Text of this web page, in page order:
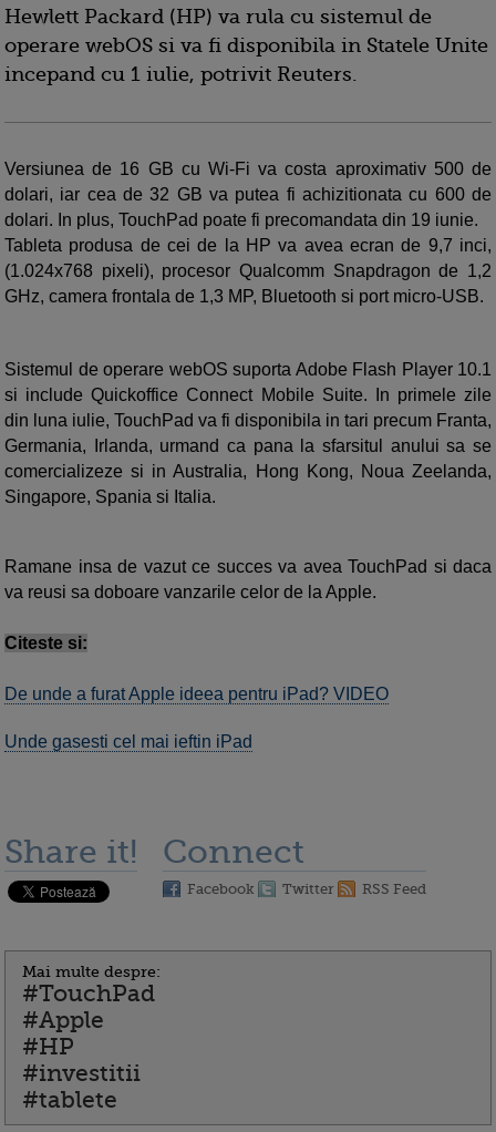
Hewlett Packard (HP) va rula cu sistemul de
operare webOS si va fi disponibila in Statele Unite
incepand cu 1 iulie, potrivit Reuters.
Versiunea de 16 GB cu Wi-Fi va costa aproximativ 500 de
dolari, iar cea de 32 GB va putea fi achizitionata cu 600 de
dolari. In plus, TouchPad poate fi precomandata din 19 iunie.
Tableta produsa de cei de la HP va avea ecran de 9,7 inci,
(1.024x768 pixeli), procesor Qualcomm Snapdragon de 1,2
GHz, camera frontala de 1,3 MP, Bluetooth si port micro-USB.
Sistemul de operare webOS suporta Adobe Flash Player 10.1
si include Quickoffice Connect Mobile Suite. In primele zile
din luna iulie, TouchPad va fi disponibila in tari precum Franta,
Germania, Irlanda, urmand ca pana la sfarsitul anului sa se
comercializeze si in Australia, Hong Kong, Noua Zeelanda,
Singapore, Spania si Italia.
Ramane insa de vazut ce succes va avea TouchPad si daca
va reusi sa doboare vanzarile celor de la Apple.
Citeste si:
De unde a furat Apple ideea pentru iPad? VIDEO
Unde gasesti cel mai ieftin iPad
Share it! Connect
Facebook Twitter RSS Feed
Mai multe despre:
#TouchPad
#Apple
#HP
#investitii
#tablete